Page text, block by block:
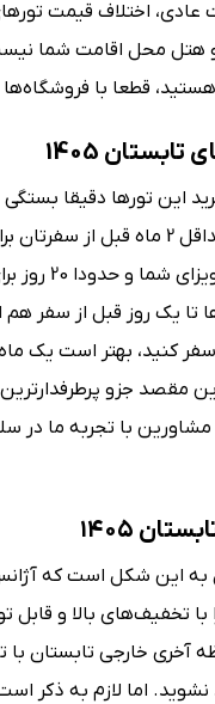
محل اقامت شما
هستید، قطعا با
1405
این تورها دقیقا
باید در نظر بگیرید. اما اگر قصد خرید یک
تا یک روز قبل از سفر هم
مقصد جزو
مشاورین با تجربه ما در
۱۴۰۵
به این شکل است که
با تخفیف‌های بالا و
آخری خارجی تابستان با
اما لازم به ذکر